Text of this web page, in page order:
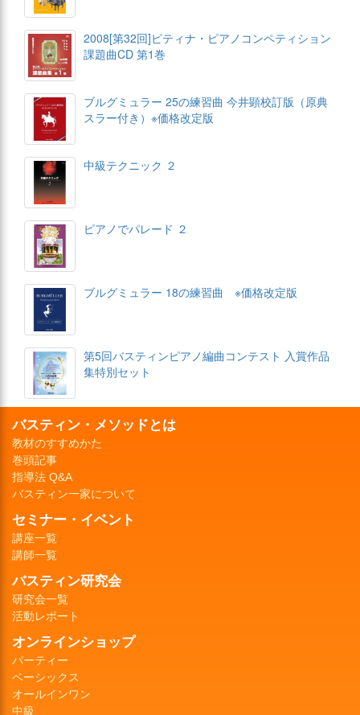
2008[第32回]ピティナ・ピアノコンペティション
課題曲CD 第1巻
ブルグミュラー 25の練習曲 今井顕校訂版（原典
スラー付き）※価格改定版
中級テクニック ２
ピアノでパレード ２
ブルグミュラー 18の練習曲 ※価格改定版
第5回バスティンピアノ編曲コンテスト 入賞作品
集特別セット
バスティン・メソッドとは
教材のすすめかた
巻頭記事
指導法 Q&A
バスティン一家について
セミナー・イベント
講座一覧
講師一覧
バスティン研究会
研究会一覧
活動レポート
オンラインショップ
パーティー
ベーシックス
オールインワン
中級